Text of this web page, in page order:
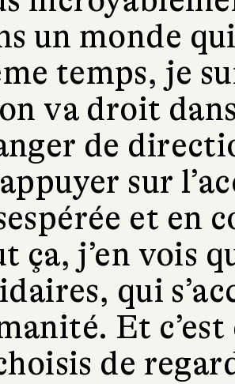
un monde
temps, je
va droit
de
sur
et en
ça, j’en vois
qui
Et
de